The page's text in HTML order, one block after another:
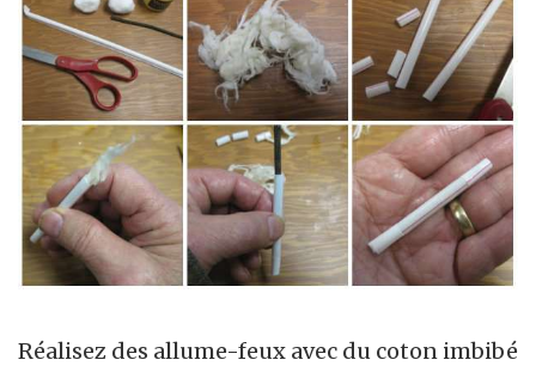
Réalisez des allume-feux avec du coton imbibé